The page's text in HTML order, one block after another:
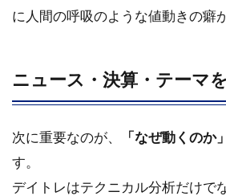
に人間の呼吸のような値動きの癖
ニュース・決算・テーマ
次に重要なのが、 「なぜ動くのか
す。
デイトレはテクニカル分析だけで